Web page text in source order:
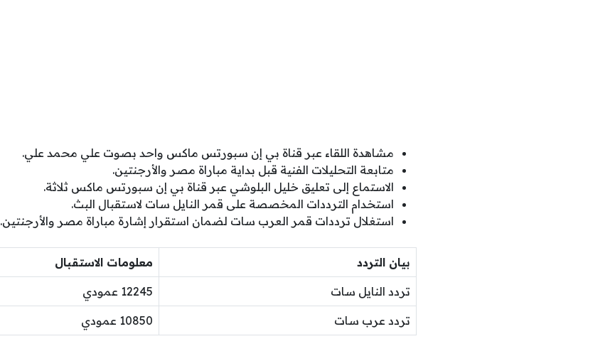
مشاهدة اللقاء عبر قناة بي إن سبورتس ماكس واحد بصوت علي محمد علي.
متابعة التحليلات الفنية قبل بداية مباراة مصر والأرجنتين.
الاستماع إلى تعليق خليل البلوشي عبر قناة بي إن سبورتس ماكس ثلاثة.
استخدام الترددات المخصصة على قمر النايل سات لاستقبال البث.
استغلال ترددات قمر العرب سات لضمان استقرار إشارة مباراة مصر والأرجنتين.
بيان التردد معلومات الاستقبال
تردد النايل سات 12245 عمودي
تردد عرب سات 10850 عمودي